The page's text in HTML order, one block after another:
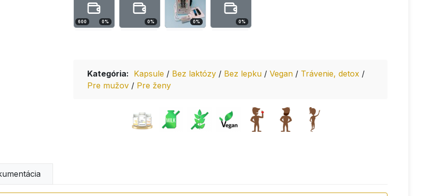
600 0% 0% 0% 0%
Kategória: Kapsule / Bez laktózy / Bez lepku / Vegan / Trávenie, detox /
Pre mužov / Pre ženy